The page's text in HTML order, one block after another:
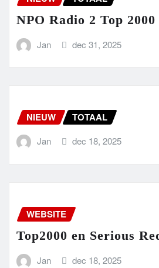
NPO Radio 2 Top
Jan dec 31, 2025
NIEUW TOTAAL
Jan dec 18, 2025
WEBSITE
Top2000 en Serious
Jan dec 18, 2025